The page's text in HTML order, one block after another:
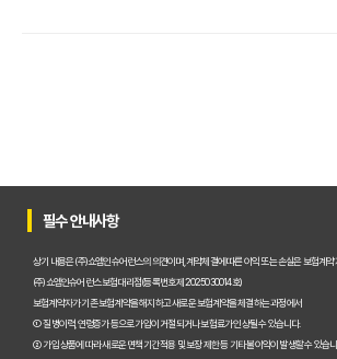
펫보험비교사이트, 평점만 보고 고르면 후회? 진짜
펫보험비교사이트, A사와 B사 어디가 더
펫보험비교사이트 이용 전 필수! 놓치면 후회할 3
필수 안내사항
상기 내용은 (주)쇼엠인슈어런스의 의견이며, 계약체결에 따른 이익 또는 손실은 보험계
(주)쇼엠인슈어런스 보험대리점(등록번호 제2025030014호)
보험계약자가 기존 보험계약을 해지하고 새로운 보험계약을 체결하는 과정에서
① 질병이력, 연령증가 등으로 가입이 거절되거나 보험료가 인상될 수 있습니다.
② 가입 상품에 따라 새로운 면책기간 적용 및 보장 제한 등 기타 불이익이 발생할 수 있습